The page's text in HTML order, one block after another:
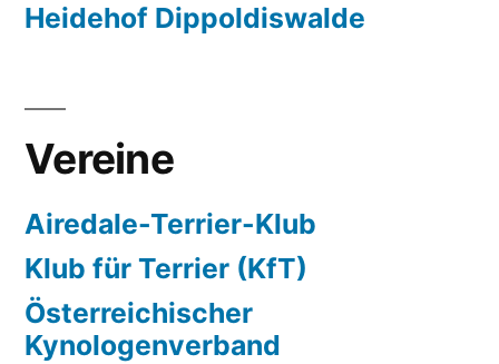
Heidehof Dippoldiswalde
Vereine
Airedale-Terrier-Klub
Klub für Terrier (KfT)
Österreichischer
Kynologenverband